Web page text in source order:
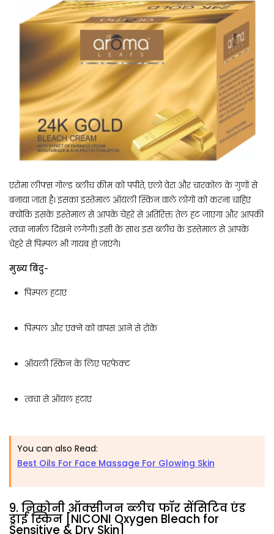
एरोमा लीफ्स गोल्ड ब्लीच क्रीम को पपीते, एलो वेरा और चारकोल के गुणों से
बनाया जाता है। इसका इस्तेमाल ऑयली स्किन वाले लोगों को करना चाहिए
क्योंकि इसके इस्तेमाल से आपके चेहरे से अतिरिक्त तेल हट जाएगा और आपकी
त्वचा नार्मल दिखने लगेगी। इसी के साथ इस ब्लीच के इस्तेमाल से आपके
चेहरे से पिम्पल भी गायब हो जाएंगे।
मुख्य बिंदु-
पिम्पल हटाए
पिम्पल और एक्ने को वापस आने से रोके
ऑयली स्किन के लिए परफेक्ट
त्वचा से ऑयल हटाए
You can also Read:
Best Oils For Face Massage For Glowing Skin
9. निकोनी ऑक्सीजन ब्लीच फॉर सेंसिटिव एंड
ड्राई स्किन [NICONI Oxygen Bleach for
Sensitive & Dry Skin]